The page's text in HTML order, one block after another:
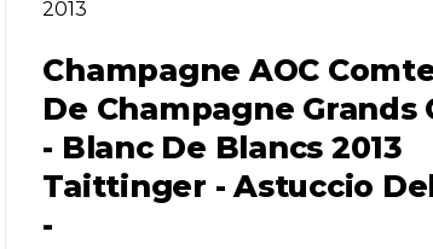
2013
Champagne AOC
De Champagne Grands
- Blanc De Blancs 2013
Taittinger - Astuccio
-